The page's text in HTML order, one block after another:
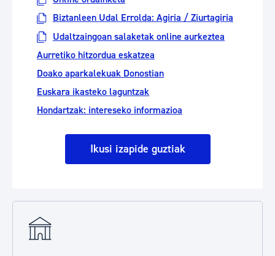
Biztanleen Udal Errolda: Agiria / Ziurtagiria
Udaltzaingoan salaketak online aurkeztea
Aurretiko hitzordua eskatzea
Doako aparkalekuak Donostian
Euskara ikasteko laguntzak
Hondartzak: intereseko informazioa
Ikusi izapide guztiak